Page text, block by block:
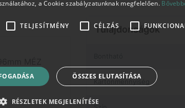
MÉZ
Tulajdonságok
a Cookie szabályzatunknak megfelelően.
TELJESÍTMÉNY CÉLZÁS
ÖSSZES ELUTASÍTÁSA
RÉSZLETEK MEGJELENÍTÉSE